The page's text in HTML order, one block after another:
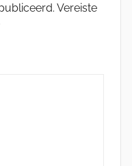
Vereiste